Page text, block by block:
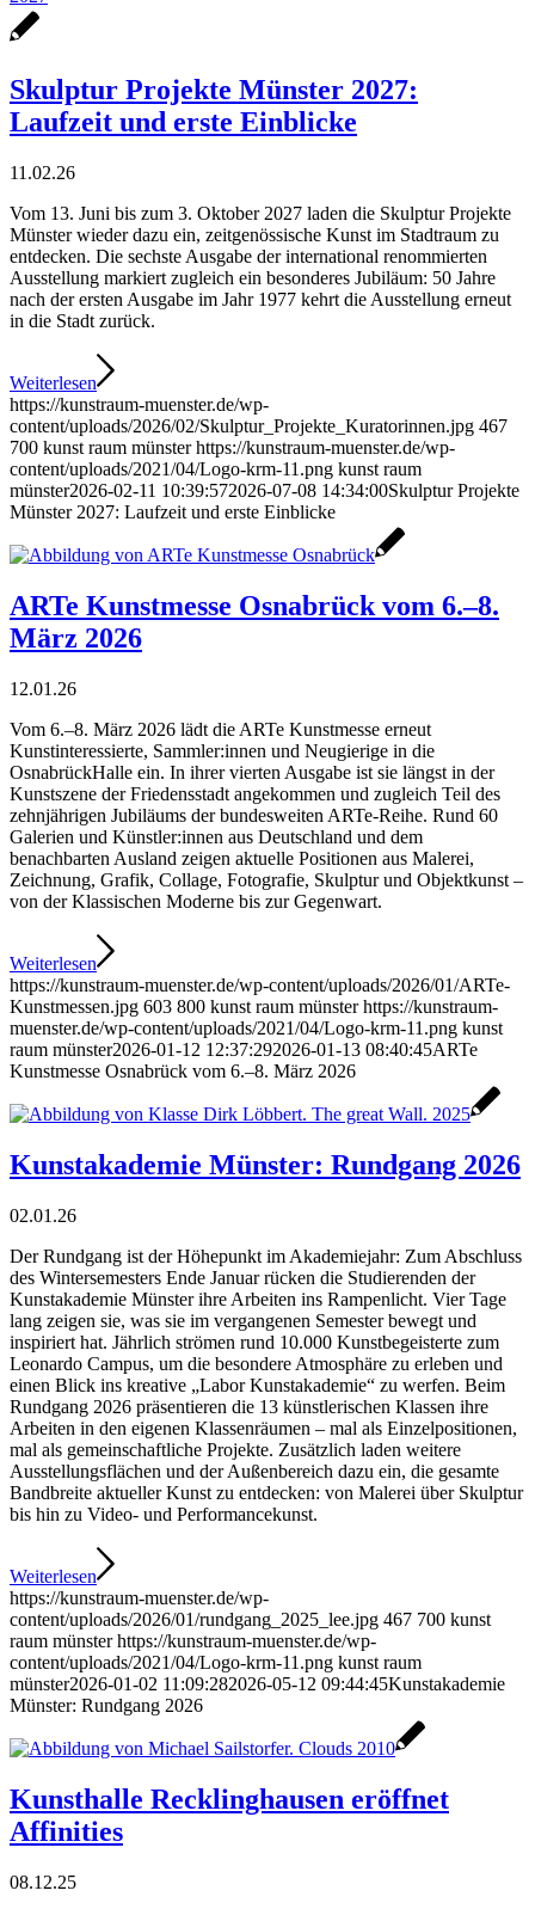
Skulptur Projekte Münster 2027:
Laufzeit und erste Einblicke
11.02.26
Vom 13. Juni bis zum 3. Oktober 2027 laden die Skulptur Projekte
Münster wieder dazu ein, zeitgenössische Kunst im Stadtraum zu
entdecken. Die sechste Ausgabe der international renommierten
Ausstellung markiert zugleich ein besonderes Jubiläum: 50 Jahre
nach der ersten Ausgabe im Jahr 1977 kehrt die Ausstellung erneut
in die Stadt zurück.
Weiterlesen
https://kunstraum-muenster.de/wp-
content/uploads/2026/02/Skulptur_Projekte_Kuratorinnen.jpg 467
700 kunst raum münster https://kunstraum-muenster.de/wp-
content/uploads/2021/04/Logo-krm-11.png kunst raum
münster2026-02-11 10:39:572026-07-08 14:34:00Skulptur Projekte
Münster 2027: Laufzeit und erste Einblicke
ARTe Kunstmesse Osnabrück vom 6.–8.
März 2026
12.01.26
Vom 6.–8. März 2026 lädt die ARTe Kunstmesse erneut
Kunstinteressierte, Sammler:innen und Neugierige in die
OsnabrückHalle ein. In ihrer vierten Ausgabe ist sie längst in der
Kunstszene der Friedensstadt angekommen und zugleich Teil des
zehnjährigen Jubiläums der bundesweiten ARTe-Reihe. Rund 60
Galerien und Künstler:innen aus Deutschland und dem
benachbarten Ausland zeigen aktuelle Positionen aus Malerei,
Zeichnung, Grafik, Collage, Fotografie, Skulptur und Objektkunst –
von der Klassischen Moderne bis zur Gegenwart.
Weiterlesen
https://kunstraum-muenster.de/wp-content/uploads/2026/01/ARTe-
Kunstmessen.jpg 603 800 kunst raum münster https://kunstraum-
muenster.de/wp-content/uploads/2021/04/Logo-krm-11.png kunst
raum münster2026-01-12 12:37:292026-01-13 08:40:45ARTe
Kunstmesse Osnabrück vom 6.–8. März 2026
Kunstakademie Münster: Rundgang 2026
02.01.26
Der Rundgang ist der Höhepunkt im Akademiejahr: Zum Abschluss
des Wintersemesters Ende Januar rücken die Studierenden der
Kunstakademie Münster ihre Arbeiten ins Rampenlicht. Vier Tage
lang zeigen sie, was sie im vergangenen Semester bewegt und
inspiriert hat. Jährlich strömen rund 10.000 Kunstbegeisterte zum
Leonardo Campus, um die besondere Atmosphäre zu erleben und
einen Blick ins kreative „Labor Kunstakademie“ zu werfen. Beim
Rundgang 2026 präsentieren die 13 künstlerischen Klassen ihre
Arbeiten in den eigenen Klassenräumen – mal als Einzelpositionen,
mal als gemeinschaftliche Projekte. Zusätzlich laden weitere
Ausstellungsflächen und der Außenbereich dazu ein, die gesamte
Bandbreite aktueller Kunst zu entdecken: von Malerei über Skulptur
bis hin zu Video- und Performancekunst.
Weiterlesen
https://kunstraum-muenster.de/wp-
content/uploads/2026/01/rundgang_2025_lee.jpg 467 700 kunst
raum münster https://kunstraum-muenster.de/wp-
content/uploads/2021/04/Logo-krm-11.png kunst raum
münster2026-01-02 11:09:282026-05-12 09:44:45Kunstakademie
Münster: Rundgang 2026
Kunsthalle Recklinghausen eröffnet
Affinities
08.12.25